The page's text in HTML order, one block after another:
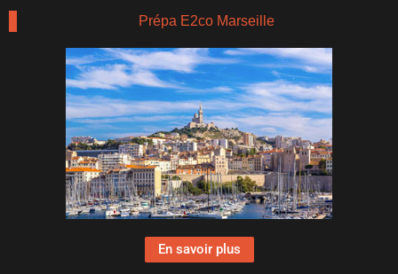
Prépa E2co Marseille
En savoir plus